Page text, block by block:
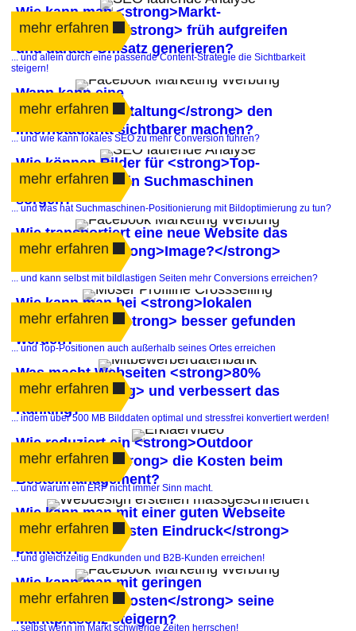
Wie kann man <strong>Markt-
Entwicklungen</strong> früh aufgreifen
und daraus Umsatz generieren?
mehr erfahren
... und allein durch eine passende Content-Strategie die Sichtbarkeit
steigern!
Wann kann eine
<strong>Neugestaltung</strong> den
Internetauftritt sichtbarer machen?
mehr erfahren
... und wie kann lokales SEO zu mehr Conversion führen?
Wie können Bilder für <strong>Top-
Plätze</strong> in Suchmaschinen
sorgen?
mehr erfahren
... und was hat Suchmaschinen-Positionierung mit Bildoptimierung zu tun?
Wie transportiert eine neue Website das
gewünschte <strong>Image?</strong>
mehr erfahren
... und kann selbst mit bildlastigen Seiten mehr Conversions erreichen?
Wie kann man bei <strong>lokalen
Suchanfragen</strong> besser gefunden
werden?
mehr erfahren
... und Top-Positionen auch außerhalb seines Ortes erreichen
Was macht Webseiten <strong>80%
schneller</strong> und verbessert das
Ranking?
mehr erfahren
... indem über 500 MB Bilddaten optimal und stressfrei konvertiert werden!
Wie reduziert ein <strong>Outdoor
Internetshop</strong> die Kosten beim
Bestellmanagement?
mehr erfahren
... und warum ein ERP nicht immer Sinn macht.
Wie kann man mit einer guten Webseite
beim <strong>ersten Eindruck</strong>
punkten?
mehr erfahren
... und gleichzeitig Endkunden und B2B-Kunden erreichen!
Wie kann man mit geringen
<strong>Werbekosten</strong> seine
Marktpräsenz steigern?
mehr erfahren
... selbst wenn im Markt schwierige Zeiten herrschen!